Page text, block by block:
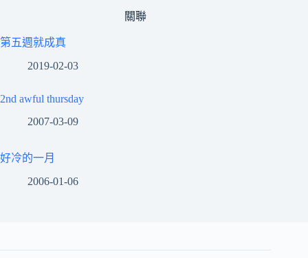
關聯
第五週就成真
2019-02-03
2nd awful thursday
2007-03-09
好冷的一月
2006-01-06